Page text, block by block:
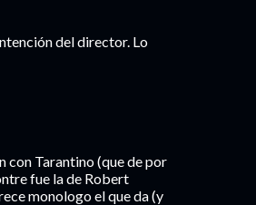
del director. Lo
con Tarantino (que de por
fue la de Robert
monologo el que da (y